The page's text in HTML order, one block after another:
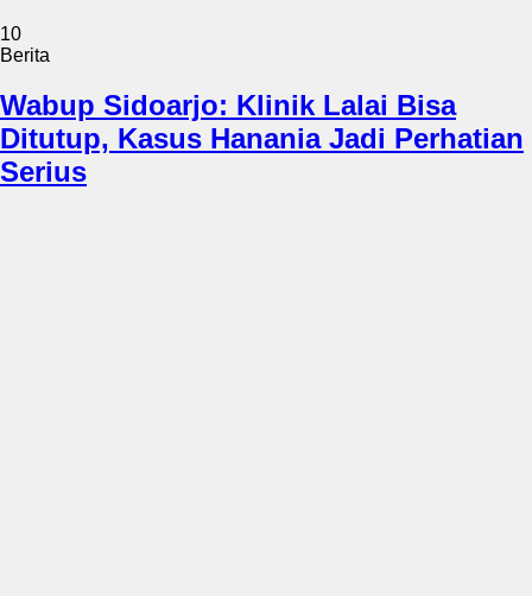
10
Berita
Wabup Sidoarjo: Klinik Lalai Bisa
Ditutup, Kasus Hanania Jadi Perhatian
Serius